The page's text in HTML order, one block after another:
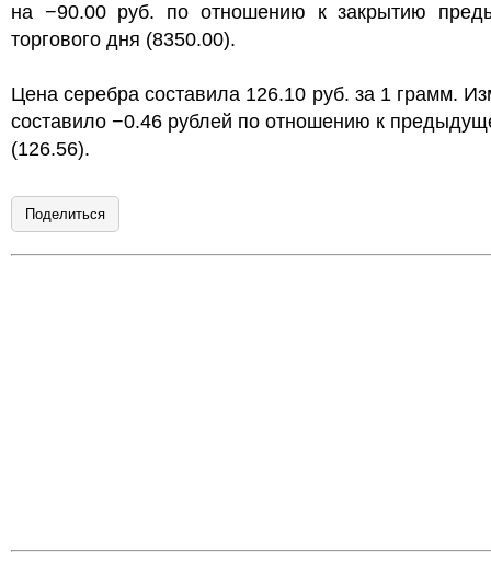
на −90.00 руб. по отношению к закрытию
торгового дня (8350.00).
Цена серебра составила 126.10 руб. за 1 грамм.
составило −0.46 рублей по отношению к
(126.56).
Поделиться